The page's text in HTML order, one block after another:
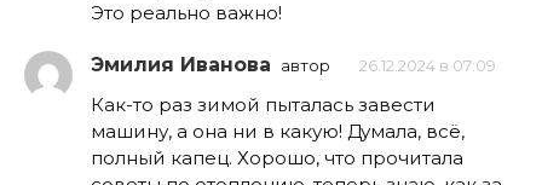
Это реально важно!
Эмилия Иванова автор 26.12.2024 в 07:09
Как-то раз зимой пыталась завести
машину, а она ни в какую! Думала, всё,
полный капец. Хорошо, что прочитала